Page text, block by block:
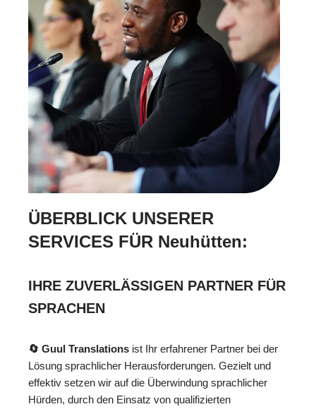
ÜBERBLICK UNSERER
SERVICES FÜR Neuhütten:
IHRE ZUVERLÄSSIGEN PARTNER FÜR
SPRACHEN
🔄 Guul Translations ist Ihr erfahrener Partner bei der
Lösung sprachlicher Herausforderungen. Gezielt und
effektiv setzen wir auf die Überwindung sprachlicher
Hürden, durch den Einsatz von qualifizierten